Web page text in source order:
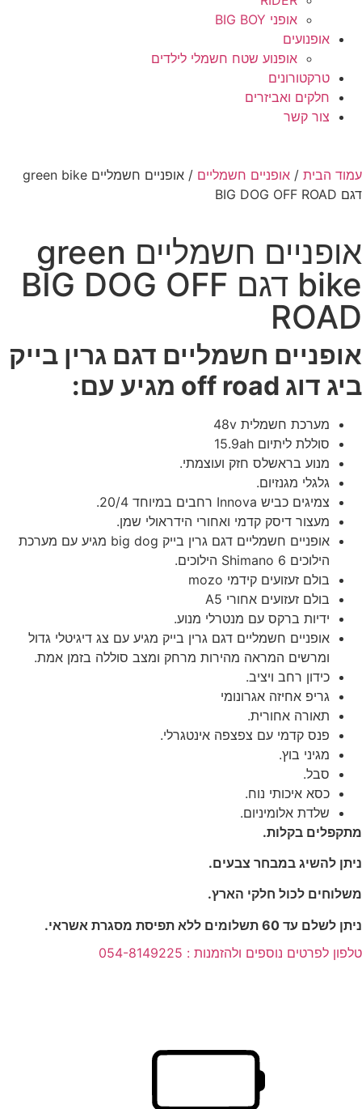
אופני BIG BOY
אופנועים
אופנוע שטח חשמלי לילדים
טרקטורונים
חלקים ואביזרים
צור קשר
עמוד הבית / אופניים חשמליים
/ אופניים חשמליים green bike
דגם BIG DOG OFF ROAD
אופניים חשמליים green
bike דגם BIG DOG OFF
ROAD
אופניים חשמליים דגם גרין בייק
ביג דוג off road מגיע עם:
מערכת חשמלית 48v
סוללת ליתיום 15.9ah
מנוע בראשלס חזק ועוצמתי.
גלגלי מגנזיום.
צמיגים כביש Innova רחבים במיוחד 20/4.
מעצור דיסק קדמי ואחורי הידראולי שמן.
אופניים חשמליים דגם גרין בייק big dog מגיע עם מערכת
הילוכים Shimano 6 הילוכים.
בולם זעזועים קידמי mozo
בולם זעזועים אחורי A5
ידיות ברקס עם מנטרלי מנוע.
אופניים חשמליים דגם גרין בייק מגיע עם צג דיגיטלי גדול
ומרשים המראה מהירות מרחק ומצב סוללה בזמן אמת.
כידון רחב ויציב.
גריפ אחיזה אגרונומי
תאורה אחורית.
פנס קדמי עם צפצפה אינטגרלי.
מגיני בוץ.
סבל.
כסא איכותי נוח.
שלדת אלומיניום.
מתקפלים בקלות.
ניתן להשיג במבחר צבעים.
משלוחים לכול חלקי הארץ.
ניתן לשלם עד 60 תשלומים ללא תפיסת מסגרת אשראי.
טלפון לפרטים נוספים ולהזמנות : 054-8149225